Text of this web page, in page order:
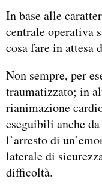
In base alle
centrale operativa
cosa fare in attesa
Non sempre, per
traumatizzato; in
rianimazione
eseguibili anche
l’arresto di
laterale di
difficoltà.